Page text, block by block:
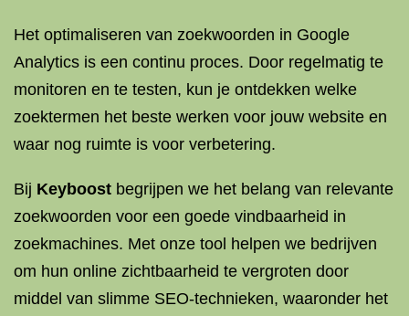
Het optimaliseren van zoekwoorden in Google
Analytics is een continu proces. Door regelmatig te
monitoren en te testen, kun je ontdekken welke
zoektermen het beste werken voor jouw website en
waar nog ruimte is voor verbetering.
Bij Keyboost begrijpen we het belang van relevante
zoekwoorden voor een goede vindbaarheid in
zoekmachines. Met onze tool helpen we bedrijven
om hun online zichtbaarheid te vergroten door
middel van slimme SEO-technieken, waaronder het